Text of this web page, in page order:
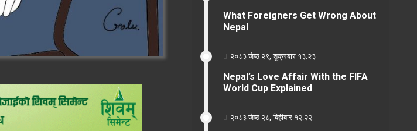
What Foreigners Get Wrong About
Nepal
२०८३ जेष्ठ २९, शुक्रबार १३:२३
Nepal’s Love Affair With the FIFA
World Cup Explained
२०८३ जेष्ठ २८, बिहीबार १२:२२